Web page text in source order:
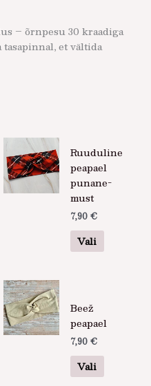
– õrnpesu 30 kraadiga
et vältida
Ruuduline
peapael
punane-
must
7,90 €
Vali
tootel
on
mitu
saab
teha
Beež
peapael
7,90 €
Vali
on
mitu
saab